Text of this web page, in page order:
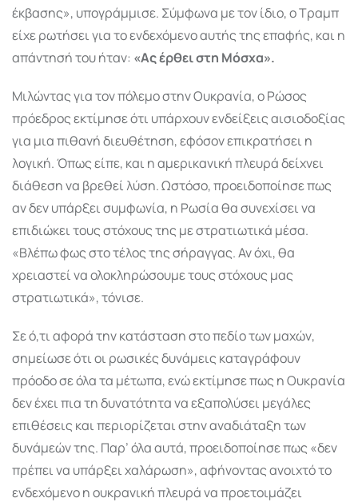
έκβασης», υπογράμμισε. Σύμφωνα με τον ίδιο, ο Τραμπ
είχε ρωτήσει για το ενδεχόμενο αυτής της επαφής, και η
απάντησή του ήταν: «Ας έρθει στη Μόσχα».
Μιλώντας για τον πόλεμο στην Ουκρανία, ο Ρώσος
πρόεδρος εκτίμησε ότι υπάρχουν ενδείξεις αισιοδοξίας
για μια πιθανή διευθέτηση, εφόσον επικρατήσει η
λογική. Όπως είπε, και η αμερικανική πλευρά δείχνει
διάθεση να βρεθεί λύση. Ωστόσο, προειδοποίησε πως
αν δεν υπάρξει συμφωνία, η Ρωσία θα συνεχίσει να
επιδιώκει τους στόχους της με στρατιωτικά μέσα.
«Βλέπω φως στο τέλος της σήραγγας. Αν όχι, θα
χρειαστεί να ολοκληρώσουμε τους στόχους μας
στρατιωτικά», τόνισε.
Σε ό,τι αφορά την κατάσταση στο πεδίο των μαχών,
σημείωσε ότι οι ρωσικές δυνάμεις καταγράφουν
πρόοδο σε όλα τα μέτωπα, ενώ εκτίμησε πως η Ουκρανία
δεν έχει πια τη δυνατότητα να εξαπολύσει μεγάλες
επιθέσεις και περιορίζεται στην αναδιάταξη των
δυνάμεών της. Παρ’ όλα αυτά, προειδοποίησε πως «δεν
πρέπει να υπάρξει χαλάρωση», αφήνοντας ανοιχτό το
ενδεχόμενο η ουκρανική πλευρά να προετοιμάζει